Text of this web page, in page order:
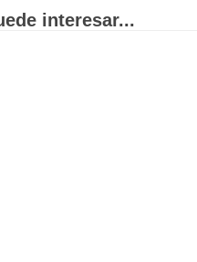
interesar...